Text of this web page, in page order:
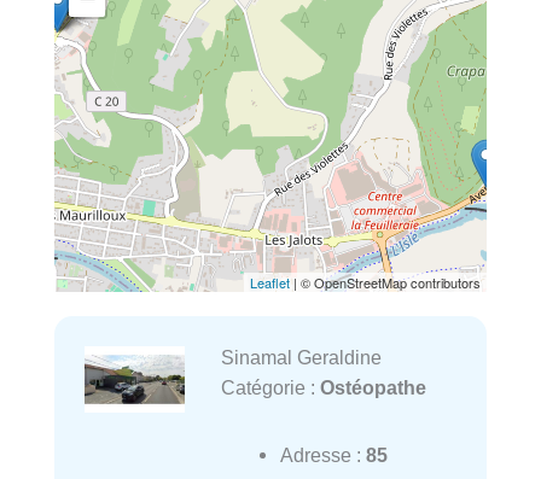
Leaflet| © OpenStreetMap contributors
Sinamal Geraldine
Catégorie : Ostéopathe
Adresse : 85